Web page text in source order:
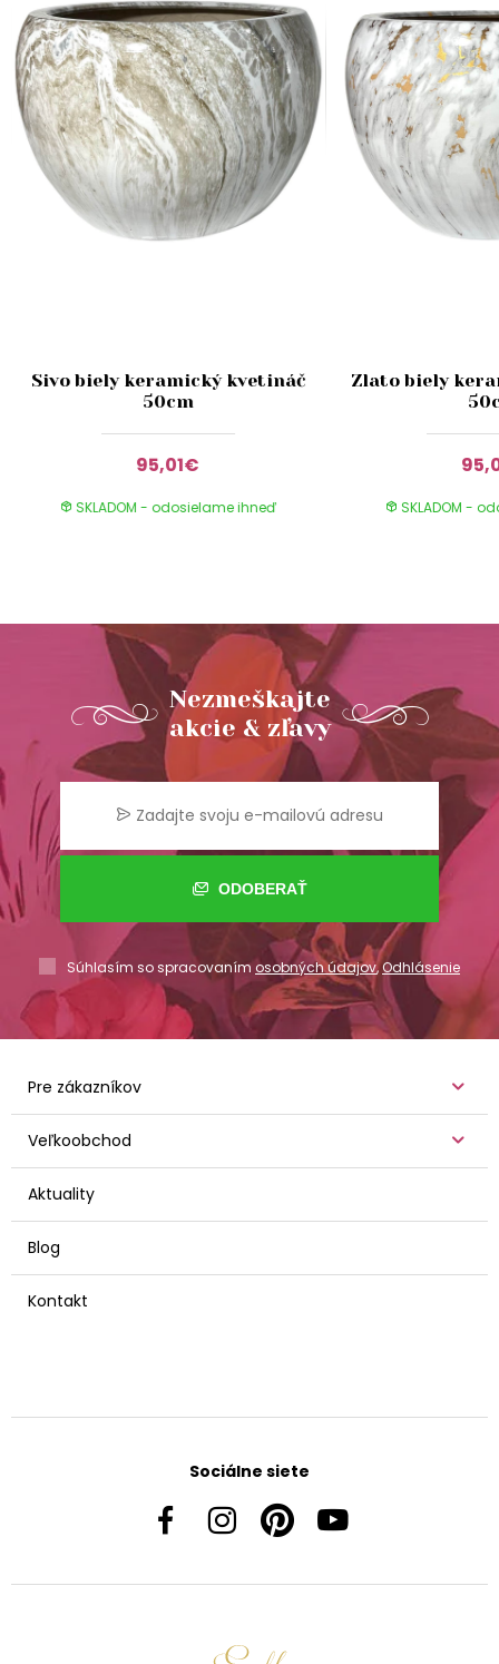
Sivo biely keramický kvetináč
50cm
95,01€
SKLADOM - odosielame ihneď
Zlato biely
SKLADOM -
Nezmeškajte
akcie & zľavy
ODOBERAŤ
Súhlasím so spracovaním osobných údajov,Odhlásenie
Pre zákazníkov
Veľkoobchod
Aktuality
Blog
Kontakt
Sociálne siete